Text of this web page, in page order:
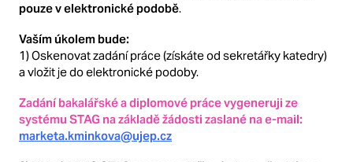
pouze v elektronické podobě.
Vaším úkolem bude:
1) Oskenovat zadání práce (získáte od sekretářky katedry)
a vložit je do elektronické podoby.
Zadání bakalářské a diplomové práce vygeneruji ze
systému STAG na základě žádosti zaslané na e-mail:
marketa.kminkova@ujep.cz